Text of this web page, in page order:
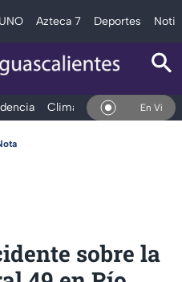
Azteca 7 Deportes
Clima Deportes En Vivo
sobre la